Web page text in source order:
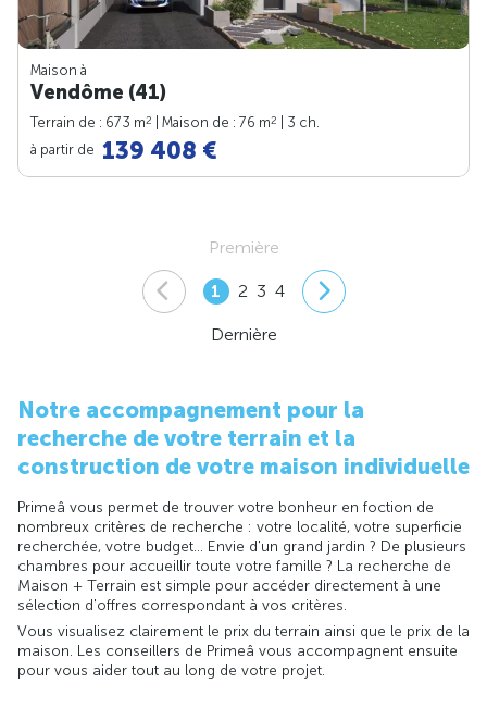
Maison à
Vendôme (41)
Terrain de : 673 m2 | Maison de : 76 m2
| 3 ch.
à partir de 139 408 €
Première
1 2 3 4
Dernière
Notre accompagnement pour la
recherche de votre terrain et la
construction de votre maison individuelle
Primeâ vous permet de trouver votre bonheur en foction de
nombreux critères de recherche : votre localité, votre superficie
recherchée, votre budget... Envie d'un grand jardin ? De plusieurs
chambres pour accueillir toute votre famille ? La recherche de
Maison + Terrain est simple pour accéder directement à une
sélection d'offres correspondant à vos critères.
Vous visualisez clairement le prix du terrain ainsi que le prix de la
maison. Les conseillers de Primeâ vous accompagnent ensuite
pour vous aider tout au long de votre projet.